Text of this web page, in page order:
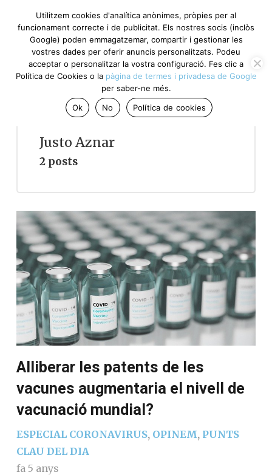
Justo Aznar
2 posts
Alliberar les patents de les
vacunes augmentaria el nivell de
vacunació mundial?
ESPECIAL CORONAVIRUS, OPINEM, PUNTS
CLAU DEL DIA
fa 5 anys
Utilitzem cookies d'analítica anònimes, pròpies per al
funcionament correcte i de publicitat. Els nostres socis (inclòs
Google) poden emmagatzemar, compartir i gestionar les
vostres dades per oferir anuncis personalitzats. Podeu
acceptar o personalitzar la vostra configuració. Fes clic a
Política de Cookies o la pàgina de termes i privadesa de Google
per saber-ne més.
Ok
No Política de cookies